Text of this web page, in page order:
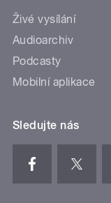
Živé vysílání
Audioarchiv
Podcasty
Mobilní aplikace
Sledujte nás